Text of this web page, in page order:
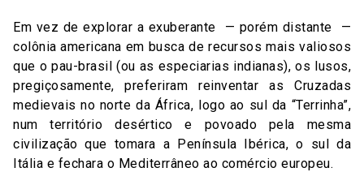
Em vez de explorar a exuberante — porém distante —
colônia americana em busca de recursos mais valiosos
que o pau-brasil (ou as especiarias indianas), os lusos,
pregiçosamente, preferiram reinventar as Cruzadas
medievais no norte da África, logo ao sul da “Terrinha”,
num território desértico e povoado pela mesma
civilização que tomara a Península Ibérica, o sul da
Itália e fechara o Mediterrâneo ao comércio europeu.